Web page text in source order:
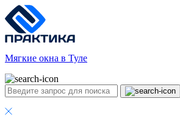
Мягкие окна в Туле